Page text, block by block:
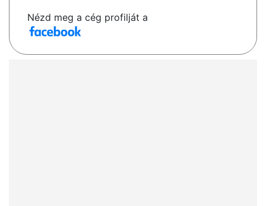
Nézd meg a cég profilját a